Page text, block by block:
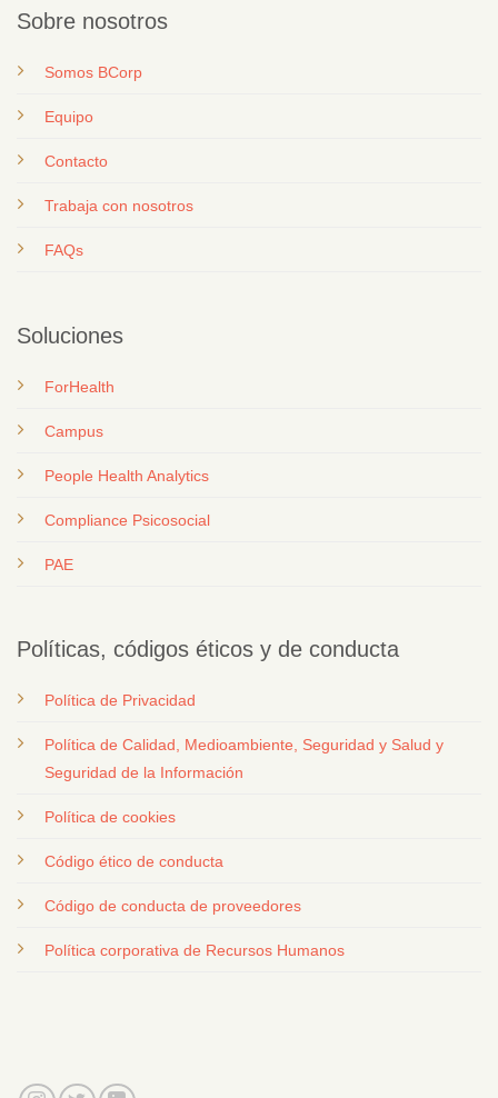
Sobre nosotros
Somos BCorp
Equipo
Contacto
Trabaja con nosotros
FAQs
Soluciones
ForHealth
Campus
People Health Analytics
Compliance Psicosocial
PAE
Políticas, códigos éticos y de conducta
Política de Privacidad
Política de Calidad, Medioambiente, Seguridad y Salud y
Seguridad de la Información
Política de cookies
Código ético de conducta
Código de conducta de proveedores
Política corporativa de Recursos Humanos